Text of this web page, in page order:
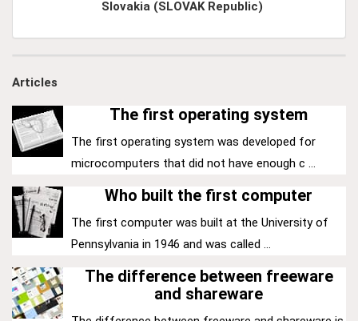
Slovakia (SLOVAK Republic)
Articles
The first operating system
The first operating system was developed for
microcomputers that did not have enough c ...
Who built the first computer
The first computer was built at the University of
Pennsylvania in 1946 and was called ...
The difference between freeware
and shareware